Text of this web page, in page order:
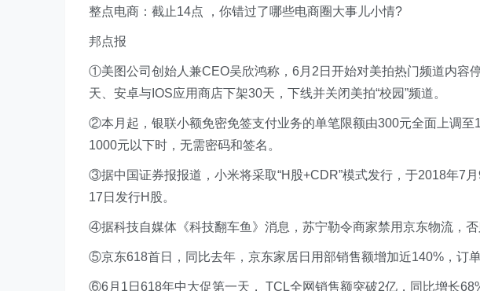
整点电商：截止14点 ，你错过了哪些电商圈大事儿小情?
邦点报
①美图公司创始人兼CEO吴欣鸿称，6月2日开始对美拍热门频道内容
天、安卓与IOS应用商店下架30天，下线并关闭美拍“校园”频道。
②本月起，银联小额免密免签支付业务的单笔限额由300元全面上调至
1000元以下时，无需密码和签名。
③据中国证券报报道，小米将采取“H股+CDR”模式发行，于2018年7
17日发行H股。
④据科技自媒体《科技翻车鱼》消息，苏宁勒令商家禁用京东物流，否
⑤京东618首日，同比去年，京东家居日用部销售额增加近140%，订
⑥6月1日618年中大促第一天， TCL全网销售额突破2亿，同比增长